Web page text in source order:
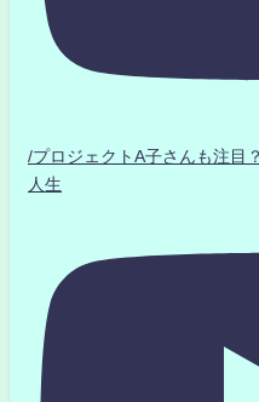
/プロジェクトA子さんも注
人生